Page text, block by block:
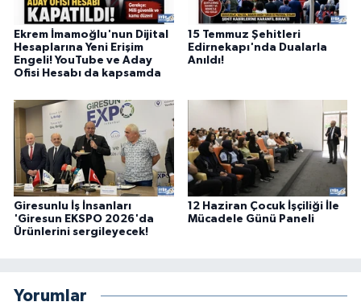
Ekrem İmamoğlu'nun Dijital
Hesaplarına Yeni Erişim
Engeli! YouTube ve Aday
Ofisi Hesabı da kapsamda
15 Temmuz Şehitleri
Edirnekapı'nda Dualarla
Anıldı!
Giresunlu İş İnsanları
'Giresun EKSPO 2026'da
Ürünlerini sergileyecek!
12 Haziran Çocuk İşçiliği İle
Mücadele Günü Paneli
Yorumlar